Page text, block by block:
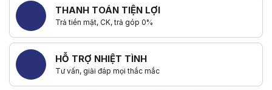
THANH TOÁN TIỆN LỢI
Trả tiền mặt, CK, trả góp 0%
HỖ TRỢ NHIỆT TÌNH
Tư vấn, giải đáp mọi thắc mắc